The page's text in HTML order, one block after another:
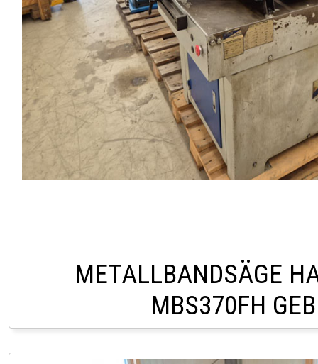
METALLBANDSÄGE
MBS370FH